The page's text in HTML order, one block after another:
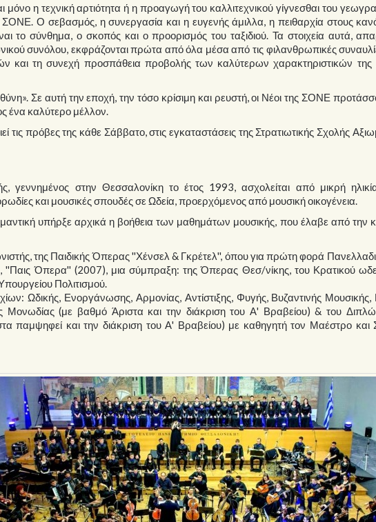
μόνο η τεχνική αρτιότητα ή η προαγωγή του καλλιτεχνικού γίγνεσθαι του
ΣΟΝΕ. Ο σεβασμός, η συνεργασία και η ευγενής άμιλλα, η πειθαρχία στους
το σύνθημα, ο σκοπός και ο προορισμός του ταξιδιού. Τα στοιχεία αυτά,
συνόλου, εκφράζονται πρώτα από όλα μέσα από τις φιλανθρωπικές
και τη συνεχή προσπάθεια προβολής των καλύτερων χαρακτηριστικών της
Σε αυτή την εποχή, την τόσο κρίσιμη και ρευστή, οι Νέοι της ΣΟΝΕ
ένα καλύτερο μέλλον.
τις πρόβες της κάθε Σάββατο, στις εγκαταστάσεις της Στρατιωτικής Σχολής
γεννημένος στην Θεσσαλονίκη το έτος 1993, ασχολείται από μικρή
και μουσικές σπουδές σε Ωδεία, προερχόμενος από μουσική οικογένεια.
υπήρξε αρχικά η βοήθεια των μαθημάτων μουσικής, που έλαβε από την
της Παιδικής Όπερας ''Χένσελ & Γκρέτελ'', όπου για πρώτη φορά
''Παις Όπερα'' (2007), μια σύμπραξη: της Όπερας Θεσ/νίκης, του Κρατικού
Πολιτισμού.
Ωδικής, Ενοργάνωσης, Αρμονίας, Αντίστιξης, Φυγής, Βυζαντινής
(με βαθμό Άριστα και την διάκριση του Α' Βραβείου) & του
παμψηφεί και την διάκριση του Α' Βραβείου) με καθηγητή τον Μαέστρο και